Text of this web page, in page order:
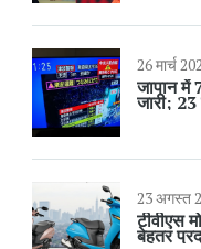
26 मार्च
जापान में
जारी;
23 अगस्त
टीवीएस
बेहतर